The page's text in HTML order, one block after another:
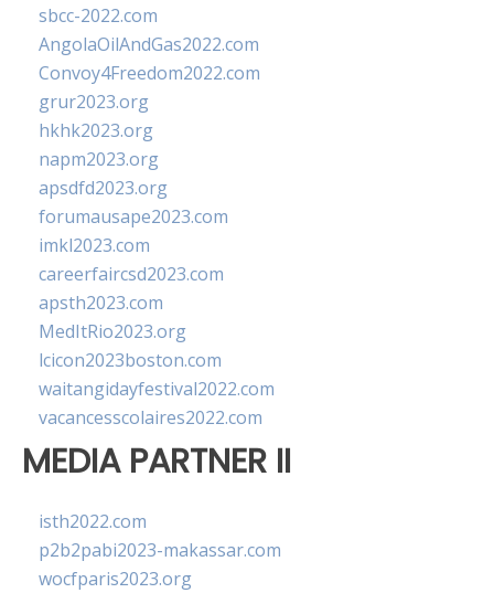
sbcc-2022.com
AngolaOilAndGas2022.com
Convoy4Freedom2022.com
grur2023.org
hkhk2023.org
napm2023.org
apsdfd2023.org
forumausape2023.com
imkl2023.com
careerfaircsd2023.com
apsth2023.com
MedItRio2023.org
lcicon2023boston.com
waitangidayfestival2022.com
vacancesscolaires2022.com
MEDIA PARTNER II
isth2022.com
p2b2pabi2023-makassar.com
wocfparis2023.org